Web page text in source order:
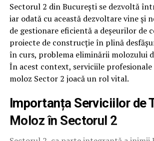
Sectorul 2 din București se dezvoltă
iar odată cu această dezvoltare vine și
de gestionare eficientă a deșeurilor de
proiecte de construcție în plină
în curs, problema eliminării molozului
În acest context, serviciile
moloz Sector 2 joacă un rol vital.
Importanța Serviciilor de
Moloz în Sectorul 2